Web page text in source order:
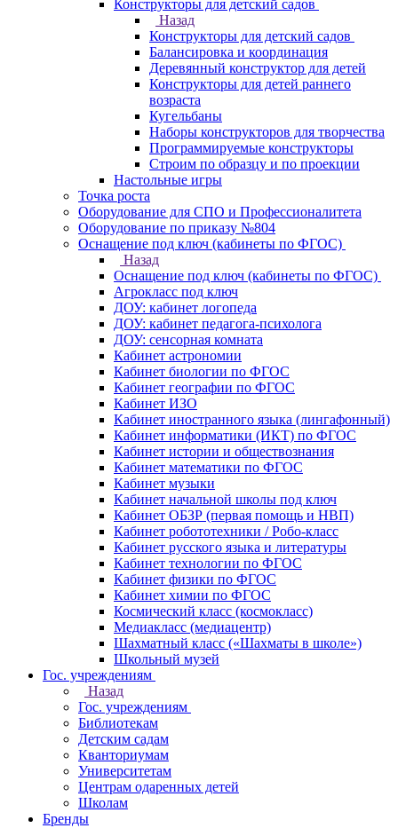
Конструкторы для детский садов
Назад
Конструкторы для детский садов
Балансировка и координация
Деревянный конструктор для детей
Конструкторы для детей раннего
возраста
Кугельбаны
Наборы конструкторов для творчества
Программируемые конструкторы
Строим по образцу и по проекции
Настольные игры
Точка роста
Оборудование для СПО и Профессионалитета
Оборудование по приказу №804
Оснащение под ключ (кабинеты по ФГОС)
Назад
Оснащение под ключ (кабинеты по ФГОС)
Агрокласс под ключ
ДОУ: кабинет логопеда
ДОУ: кабинет педагога-психолога
ДОУ: сенсорная комната
Кабинет астрономии
Кабинет биологии по ФГОС
Кабинет географии по ФГОС
Кабинет ИЗО
Кабинет иностранного языка (лингафонный)
Кабинет информатики (ИКТ) по ФГОС
Кабинет истории и обществознания
Кабинет математики по ФГОС
Кабинет музыки
Кабинет начальной школы под ключ
Кабинет ОБЗР (первая помощь и НВП)
Кабинет робототехники / Робо-класс
Кабинет русского языка и литературы
Кабинет технологии по ФГОС
Кабинет физики по ФГОС
Кабинет химии по ФГОС
Космический класс (космокласс)
Медиакласс (медиацентр)
Шахматный класс («Шахматы в школе»)
Школьный музей
Гос. учреждениям
Назад
Гос. учреждениям
Библиотекам
Детским садам
Кванториумам
Университетам
Центрам одаренных детей
Школам
Бренды